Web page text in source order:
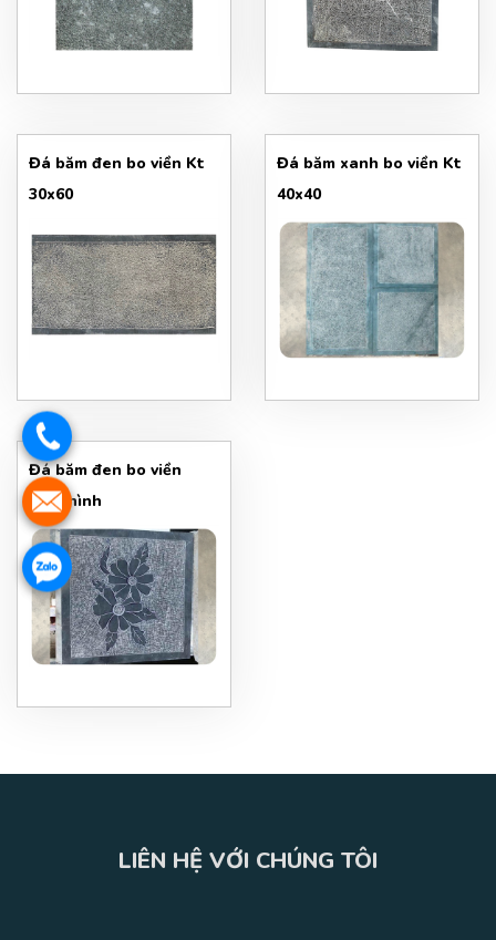
Đá băm đen bo viền Kt
30x60
Đá băm xanh bo viền Kt
40x40
Đá băm đen bo viền
định hình
LIÊN HỆ VỚI CHÚNG TÔI